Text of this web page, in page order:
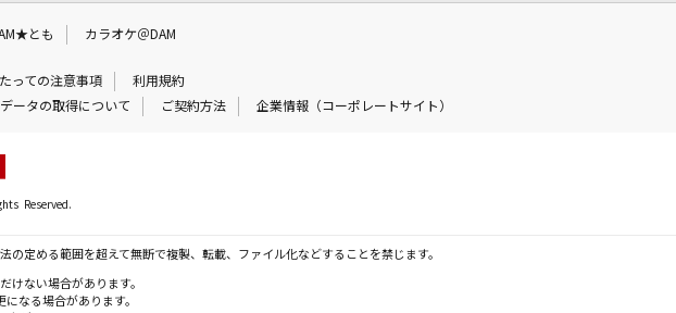
とも カラオケ＠DAM
っての注意事項
利用規約
ータの取得について ご契約方法 企業情報（コーポレートサイト）
Reserved.
定める範囲を超えて無断で複製、転載、ファイル化などすることを禁じます。
けない場合があります。
なる場合があります。